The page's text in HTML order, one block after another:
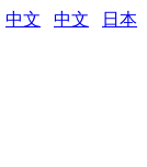
中文 中文
日本